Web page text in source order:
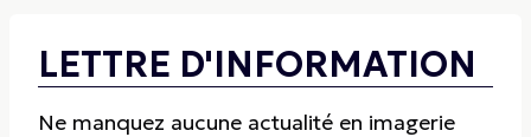
LETTRE D'INFORMATION
Ne manquez aucune actualité en imagerie